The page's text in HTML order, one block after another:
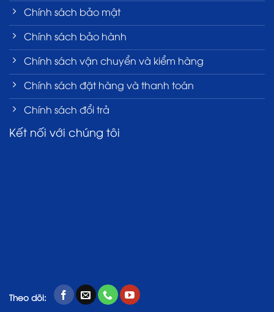
Chính sách bảo mật
Chính sách bảo hành
Chính sách vận chuyển và kiểm hàng
Chính sách đặt hàng và thanh toán
Chính sách đổi trả
Kết nối với chúng tôi
Theo dõi: